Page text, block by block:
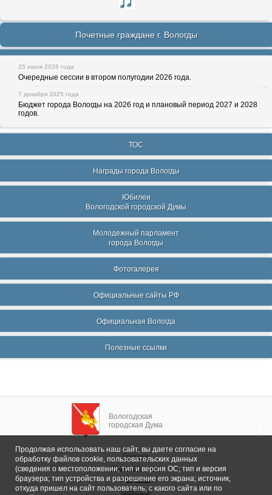
Почетные граждане г. Вологды
25 июня 2026 года
Очередные сессии в втором полугодии 2026 года.
7 декабря 2025 года
Бюджет города Вологды на 2026 год и плановый период 2027 и 2028
годов.
ТОС
Награды города Вологды
Юбилеи
Вологодской городской Думы
Молодежный парламент
города Вологды
Фотогалерея
Официальные сайты РФ
Официальная Вологда
Полезные ссылки
Вологодская
городская Дума
Главная
Общие сведения
Депутаты
Комитеты
Продолжая использовать наш сайт, вы даете согласие на
обработку файлов cookie, пользовательских данных
(сведения о местоположении; тип и версия ОС; тип и версия
браузера; тип устройства и разрешение его экрана; источник,
откуда пришел на сайт пользователь; с какого сайта или по